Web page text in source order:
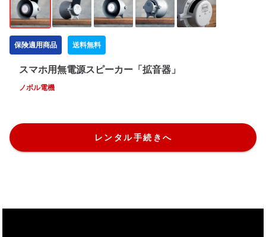
保険適用商品 送料無料
スマホ用無電源スピーカー「拡音器」
ノボル電機
レンタル手続きへ